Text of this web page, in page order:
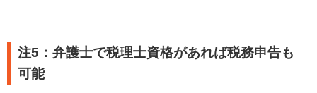
注5：弁護士で税理士資格があれば税務申告も
可能